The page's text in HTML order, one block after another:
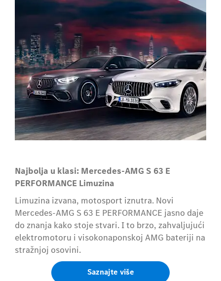
Najbolja u klasi: Mercedes-AMG S 63 E
PERFORMANCE Limuzina
Limuzina izvana, motosport iznutra. Novi
Mercedes-AMG S 63 E PERFORMANCE jasno daje
do znanja kako stoje stvari. I to brzo, zahvaljujući
elektromotoru i visokonaponskoj AMG bateriji na
stražnjoj osovini.
Saznajte više